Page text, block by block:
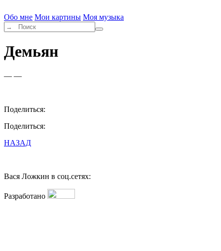
Обо мне Мои картины Моя музыка
Демьян
— —
Поделиться:
Поделиться:
НАЗАД
Вася Ложкин в соц.сетях:
Разработано